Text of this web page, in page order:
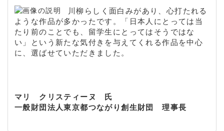
川柳らしく面白みがあり、心打たれる
ような作品が多かったです。「日本人にとっては当
たり前のことでも、留学生にとってはそうではな
い」という新たな気付きを与えてくれる作品を中心
に、選ばせていただきました。
マリ クリスティーヌ 氏
一般財団法人東京都つながり創生財団 理事長